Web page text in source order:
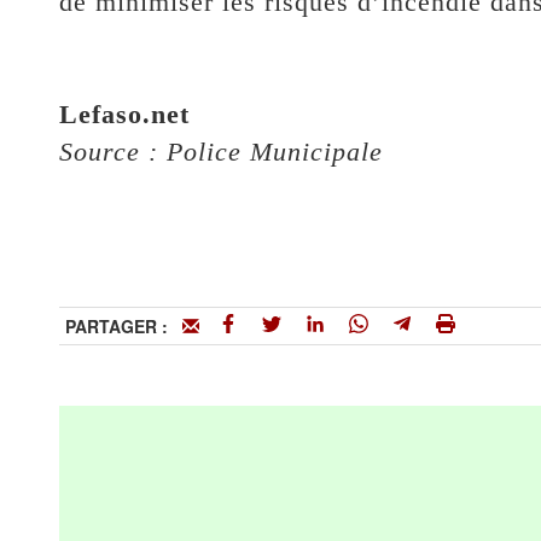
Lefaso.net
‎Source : Police Municipale
PARTAGER :